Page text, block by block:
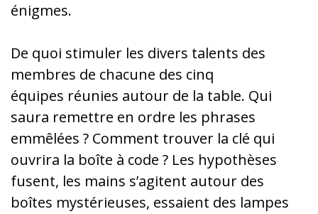
énigmes.
De quoi stimuler les divers talents des
membres de chacune des cinq
équipes réunies autour de la table. Qui
saura remettre en ordre les phrases
emmêlées ? Comment trouver la clé qui
ouvrira la boîte à code ? Les hypothèses
fusent, les mains s’agitent autour des
boîtes mystérieuses, essaient des lampes